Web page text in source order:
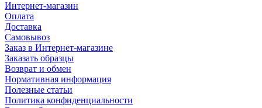
Интернет-магазин
Оплата
Доставка
Самовывоз
Заказ в Интернет-магазине
Заказать образцы
Возврат и обмен
Нормативная информация
Полезные статьи
Политика конфиденциальности